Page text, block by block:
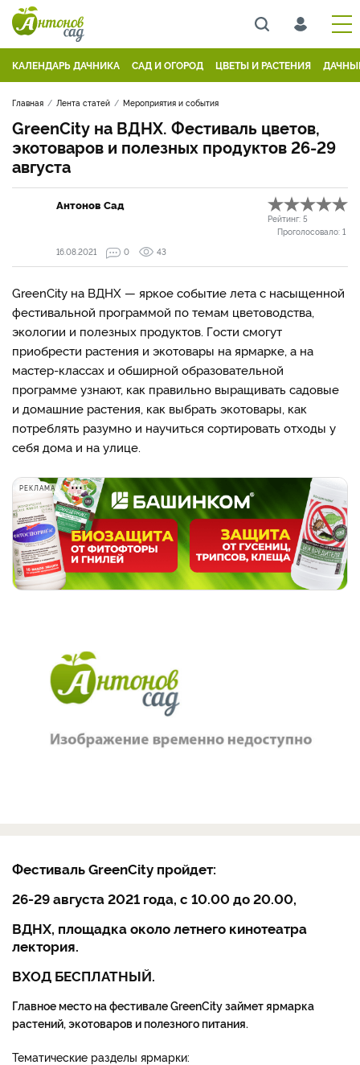
КАЛЕНДАРЬ ДАЧНИКА САД И ОГОРОД ЦВЕТЫ И РАСТЕНИЯ
Главная Лента статей Мероприятия и события
GreenCity на ВДНХ. Фестиваль цветов,
экотоваров и полезных продуктов 26-29
августа
Антонов Сад
Рейтинг: 5
Проголосовало: 1
16.08.2021
0 43
GreenСity на ВДНХ — яркое событие лета с насыщенной
фестивальной программой по темам цветоводства,
экологии и полезных продуктов. Гости смогут
приобрести растения и экотовары на ярмарке, а на
мастер-классах и обширной образовательной
программе узнают, как правильно выращивать садовые
и домашние растения, как выбрать экотовары, как
потреблять разумно и научиться сортировать отходы у
себя дома и на улице.
РЕКЛАМА
Фестиваль GreenCity пройдет:
26-29 августа 2021 года, с 10.00 до 20.00,
ВДНХ, площадка около летнего кинотеатра
лектория.
ВХОД БЕСПЛАТНЫЙ.
Главное место на фестивале GreenCity займет ярмарка
растений, экотоваров и полезного питания.
Тематические разделы ярмарки: